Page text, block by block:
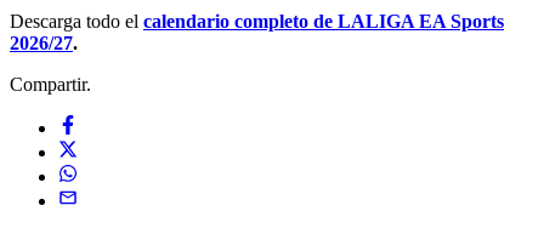
Descarga todo el calendario completo de LALIGA EA Sports
2026/27.
Compartir.